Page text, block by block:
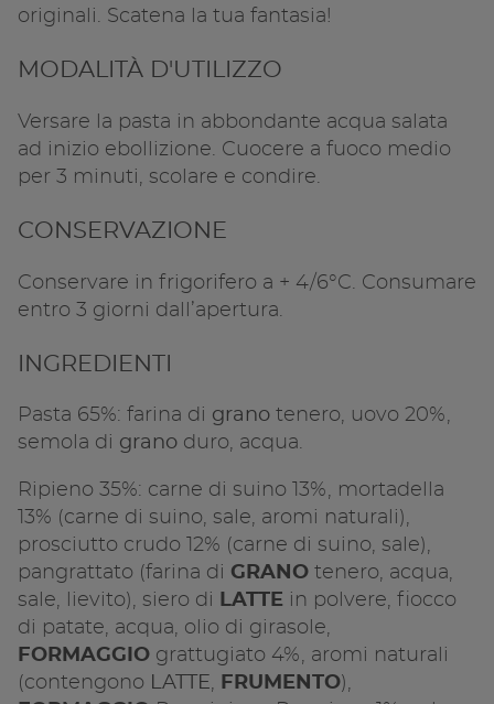
Copia
originali. Scatena la tua fantasia!
MODALITÀ D'UTILIZZO
Versare la pasta in abbondante acqua salata
ad inizio ebollizione. Cuocere a fuoco medio
per 3 minuti, scolare e condire.
CONSERVAZIONE
Conservare in frigorifero a + 4/6°C. Consumare
entro 3 giorni dall’apertura.
INGREDIENTI
Pasta 65%: farina di grano tenero, uovo 20%,
semola di grano duro, acqua.
Ripieno 35%: carne di suino 13%, mortadella
13% (carne di suino, sale, aromi naturali),
prosciutto crudo 12% (carne di suino, sale),
pangrattato (farina di GRANO tenero, acqua,
sale, lievito), siero di
LATTE in polvere, fiocco
di patate, acqua, olio di girasole,
FORMAGGIO grattugiato 4%, aromi naturali
(contengono LATTE, FRUMENTO),